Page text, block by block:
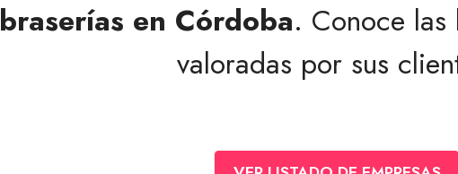
braserías en Córdoba. Conoce las
valoradas por sus